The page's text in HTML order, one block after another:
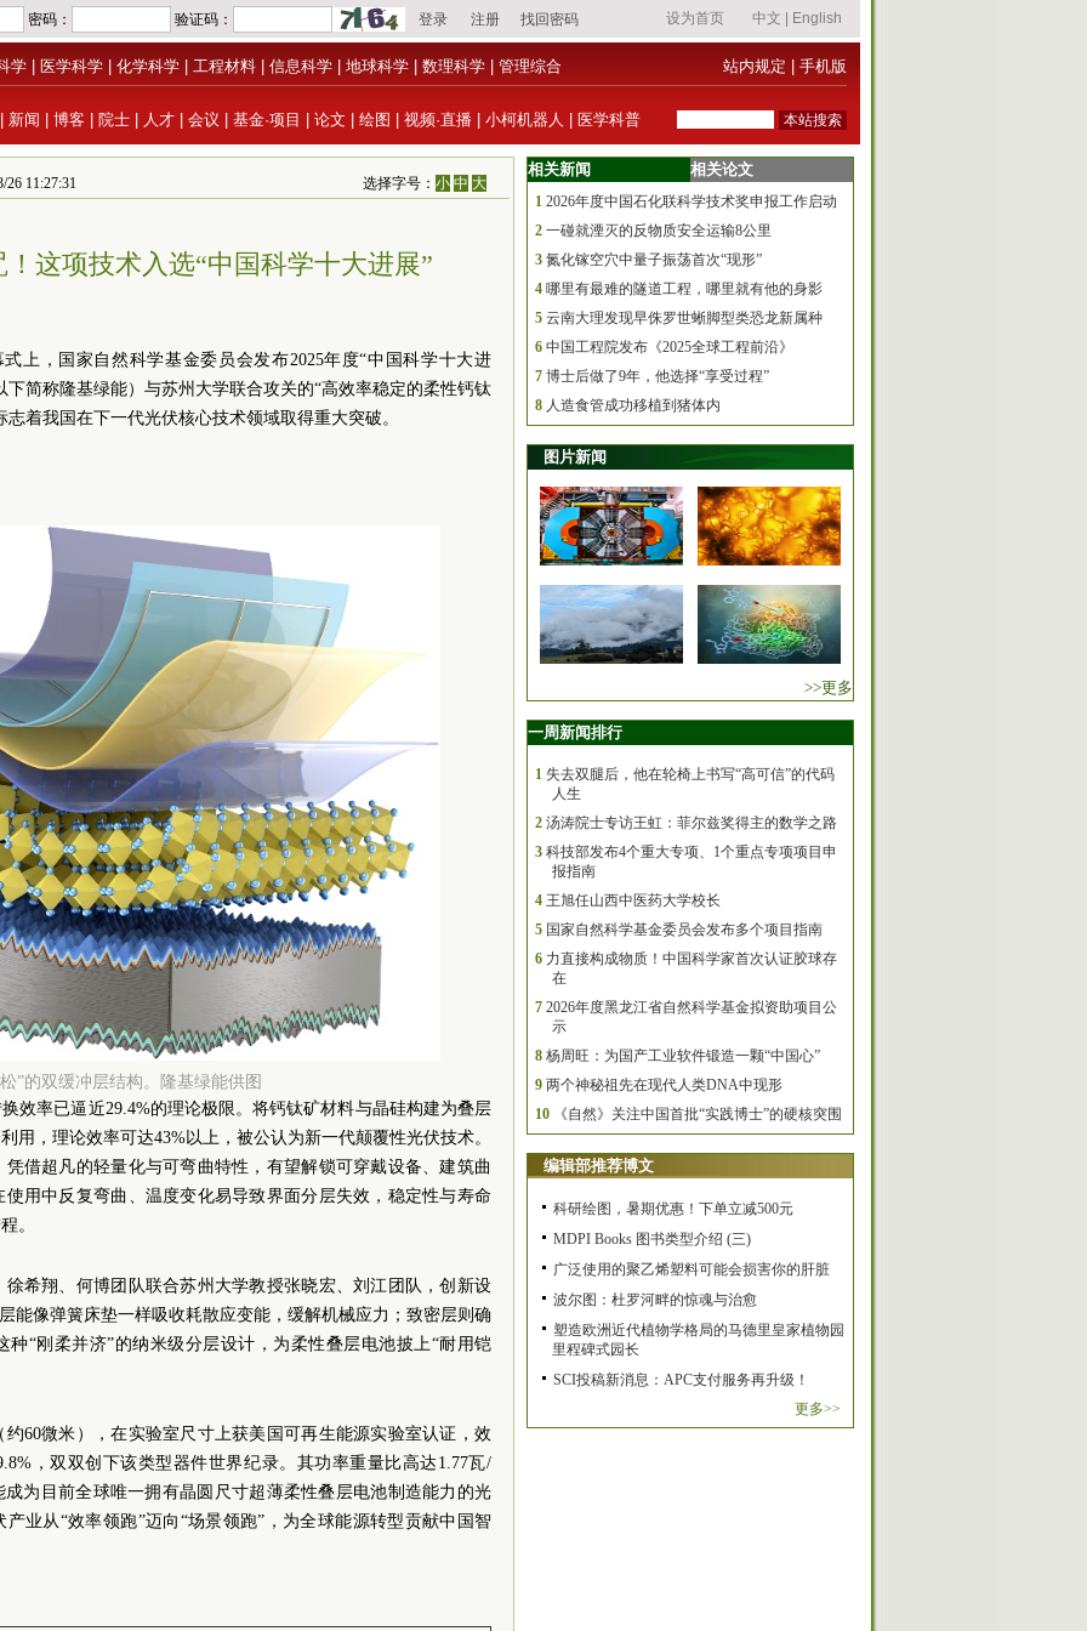
学 医学科学 化学科学 工程材料 信息科学 地球科学 数理科学 管理综合 站内规定 手机版
新闻 博客 院士 人才 会议 基金·项目 论文 绘图 视频·直播 小柯机器人 医学科普
11:27:31 选择字号：小 中 大
这项技术入选“中国科学十大进展”
上，国家自然科学基金委员会发布2025年度“中国科学十大进
简称隆基绿能）与苏州大学联合攻关的“高效率稳定的柔性钙钛
着我国在下一代光伏核心技术领域取得重大突破。
”的双缓冲层结构。隆基绿能供图
效率已逼近29.4%的理论极限。将钙钛矿材料与晶硅构建为叠层
用，理论效率可达43%以上，被公认为新一代颠覆性光伏技术。
借超凡的轻量化与可弯曲特性，有望解锁可穿戴设备、建筑曲
用中反复弯曲、温度变化易导致界面分层失效，稳定性与寿命
。
希翔、何博团队联合苏州大学教授张晓宏、刘江团队，创新设
能像弹簧床垫一样吸收耗散应变能，缓解机械应力；致密层则确
“刚柔并济”的纳米级分层设计，为柔性叠层电池披上“耐用铠
60微米），在实验室尺寸上获美国可再生能源实验室认证，效
，双双创下该类型器件世界纪录。其功率重量比高达1.77瓦/
成为目前全球唯一拥有晶圆尺寸超薄柔性叠层电池制造能力的光
业从“效率领跑”迈向“场景领跑”，为全球能源转型贡献中国智
相关新闻 相关论文
1 2026年度中国石化联科学技术奖申报工作启动
2 一碰就湮灭的反物质安全运输8公里
3 氮化镓空穴中量子振荡首次“现形”
4 哪里有最难的隧道工程，哪里就有他的身影
5 云南大理发现早侏罗世蜥脚型类恐龙新属种
6 中国工程院发布《2025全球工程前沿》
7 博士后做了9年，他选择“享受过程”
8 人造食管成功移植到猪体内
图片新闻
>>更多
一周新闻排行
1 失去双腿后，他在轮椅上书写“高可信”的代码
人生
2 汤涛院士专访王虹：菲尔兹奖得主的数学之路
3 科技部发布4个重大专项、1个重点专项项目申
报指南
4 王旭任山西中医药大学校长
5 国家自然科学基金委员会发布多个项目指南
6 力直接构成物质！中国科学家首次认证胶球存
在
7 2026年度黑龙江省自然科学基金拟资助项目公
示
8 杨周旺：为国产工业软件锻造一颗“中国心”
9 两个神秘祖先在现代人类DNA中现形
10
《自然》关注中国首批“实践博士”的硬核突围
编辑部推荐博文
科研绘图，暑期优惠！下单立减500元
MDPI Books 图书类型介绍 (三)
广泛使用的聚乙烯塑料可能会损害你的肝脏
波尔图：杜罗河畔的惊魂与治愈
塑造欧洲近代植物学格局的马德里皇家植物园
里程碑式园长
SCI投稿新消息：APC支付服务再升级！
更多>>